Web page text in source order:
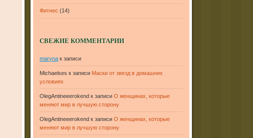
Фитнес (14)
СВЕЖИЕ КОММЕНТАРИИ
maryna к записи
Michaelses к записи Маски от звезд в домашних
условиях
OlegAntineeerokend к записиО женщинах, которые
меняют мир в лучшую сторону
OlegAntineeerokend к записиО женщинах, которые
меняют мир в лучшую сторону